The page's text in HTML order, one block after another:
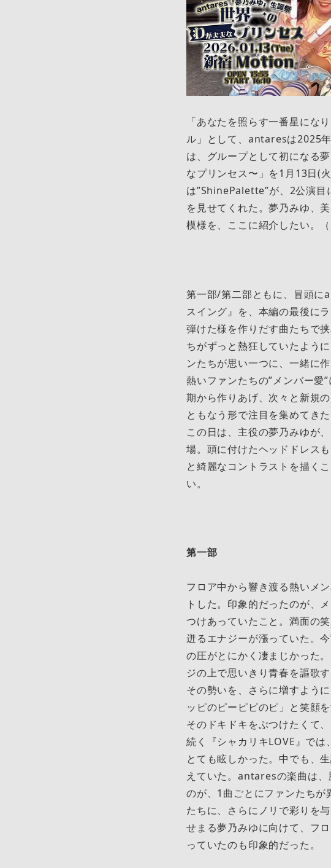
「あなたを照らす一番星にな
ル」として、antaresは2025
は、グループとして初になる
なプリンセス〜」を1月13日(
は”ShinePalette”が、2公演目
を見せてくれた。夢乃みゆ、
模様を、ここに紹介したい。
第一部/第二部ともに、冒頭に
スイング』を、本編の最後に
弾けた様を作りだす曲たちで
ちがずっと熱狂していたよう
ンたちが思い一つに、一緒に
熱いファンたちの”メンバー愛
期から作りあげ、次々と新規
ともなう形で注目を集めてきた
この日は、主役の夢乃みゆが
場。頭に付けたヘッドドレス
と綺麗なコントラストを描く
い。
第一部
フロア中から響き渡る熱いメ
トした。印象的だったのが、
つけあっていたこと。満面の
迸るエナジーが漲っていた。
の圧がとにかく凄まじかった
ジの上で思いきり青春を謳歌
その勢いを、さらに増すよう
ッピのピーピピのピ」と笑顔
そのドキドキをぶつけたくて
続く『シャカリキLOVE』では
とても眩しかった。中でも、
えていた。antaresの楽曲は
のが、1曲ごとにファンたちが
たちに、さらにノリで彩りを
せまる夢乃みゆに向けて、フ
っていたのも印象的だった。